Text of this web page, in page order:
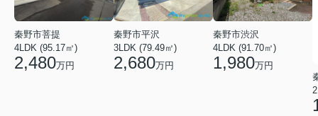
秦野市菩提
4LDK (95.17㎡)
2,480万円
秦野市平沢
3LDK (79.49㎡)
2,680万円
秦野市渋沢
4LDK (91.70㎡)
1,980万円